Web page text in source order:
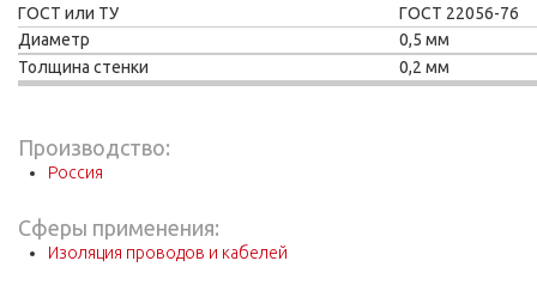
ГОСТ или ТУ
ГОСТ 22056-76
Диаметр
0,5 мм
Толщина стенки
0,2 мм
Производство:
Россия
Сферы применения:
Изоляция проводов и кабелей